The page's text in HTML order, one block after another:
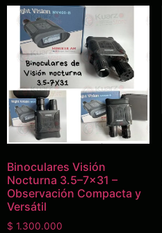
Binoculares Visión
Nocturna 3.5–7×31 –
Observación Compacta y
Versátil
$ 1.300.000